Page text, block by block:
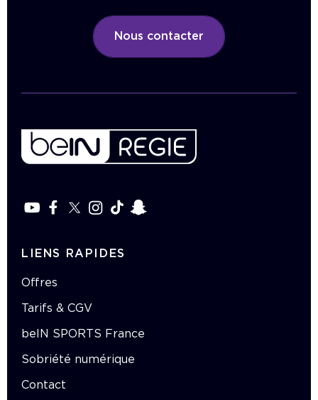
Nous contacter
LIENS RAPIDES
Offres
Tarifs & CGV
beIN SPORTS France
Sobriété numérique
Contact